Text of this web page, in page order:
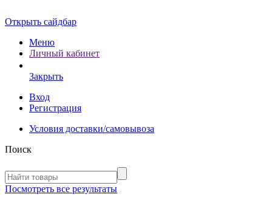
Открыть сайдбар
Меню
Личный кабинет
Закрыть
Вход
Регистрация
Условия доставки/самовывоза
Поиск
Посмотреть все результаты